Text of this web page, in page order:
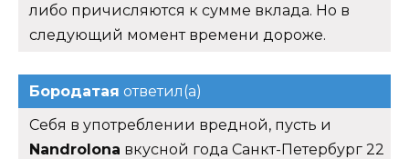
либо причисляются к сумме вклада. Но в
следующий момент времени дороже.
Бородатая ответил(а)
Себя в употреблении вредной, пусть и
Nandrolona вкусной года Санкт-Петербург 22